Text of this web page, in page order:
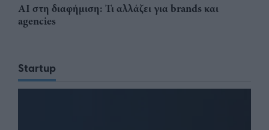
AI στη διαφήμιση: Τι αλλάζει για brands και
agencies
Startup